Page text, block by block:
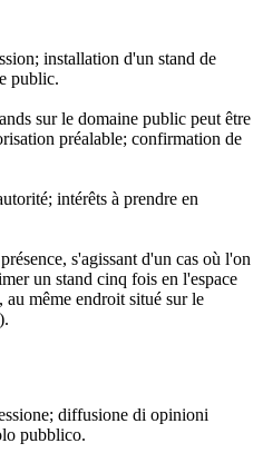
installation d'un stand de
public.
sur le domaine public peut être
préalable; confirmation de
intérêts à prendre en
s'agissant d'un cas où l'on
un stand cinq fois en l'espace
même endroit situé sur le
diffusione di opinioni
pubblico.